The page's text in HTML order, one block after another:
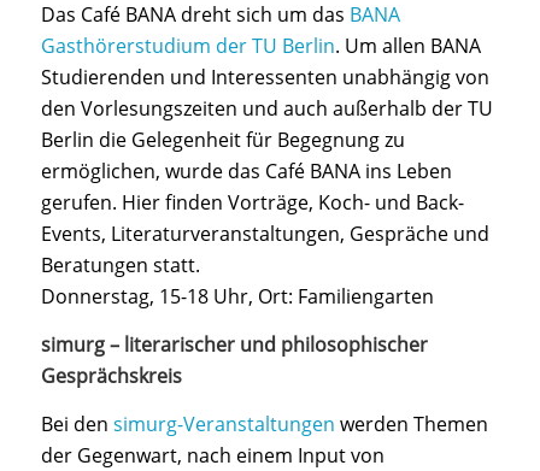
Das Café BANA dreht sich um das BANA
Gasthörerstudium der TU Berlin. Um allen BANA
Studierenden und Interessenten unabhängig von
den Vorlesungszeiten und auch außerhalb der TU
Berlin die Gelegenheit für Begegnung zu
ermöglichen, wurde das Café BANA ins Leben
gerufen. Hier finden Vorträge, Koch- und Back-
Events, Literaturveranstaltungen, Gespräche und
Beratungen statt.
Donnerstag, 15-18 Uhr, Ort: Familiengarten
simurg – literarischer und philosophischer
Gesprächskreis
Bei den simurg-Veranstaltungen werden Themen
der Gegenwart, nach einem Input von